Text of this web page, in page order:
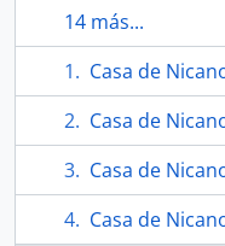
14 más...
Casa de
Casa de
Casa de
Casa de